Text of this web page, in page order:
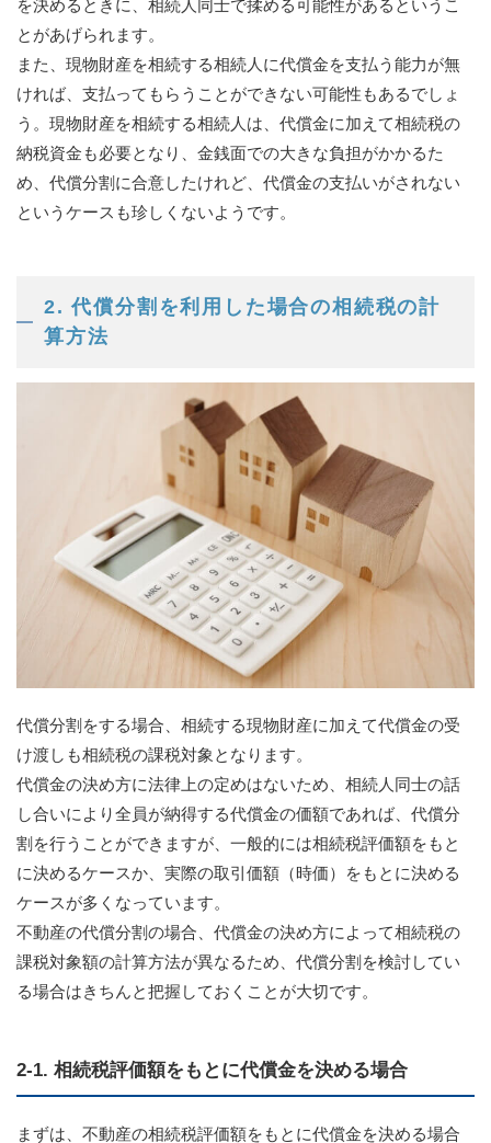
を決めるときに、相続人同士で揉める可能性があるというこ
とがあげられます。
また、現物財産を相続する相続人に代償金を支払う能力が無
ければ、支払ってもらうことができない可能性もあるでしょ
う。現物財産を相続する相続人は、代償金に加えて相続税の
納税資金も必要となり、金銭面での大きな負担がかかるた
め、代償分割に合意したけれど、代償金の支払いがされない
というケースも珍しくないようです。
2. 代償分割を利用した場合の相続税の計
算方法
代償分割をする場合、相続する現物財産に加えて代償金の受
け渡しも相続税の課税対象となります。
代償金の決め方に法律上の定めはないため、相続人同士の話
し合いにより全員が納得する代償金の価額であれば、代償分
割を行うことができますが、一般的には相続税評価額をもと
に決めるケースか、実際の取引価額（時価）をもとに決める
ケースが多くなっています。
不動産の代償分割の場合、代償金の決め方によって相続税の
課税対象額の計算方法が異なるため、代償分割を検討してい
る場合はきちんと把握しておくことが大切です。
2-1. 相続税評価額をもとに代償金を決める場合
まずは、不動産の相続税評価額をもとに代償金を決める場合